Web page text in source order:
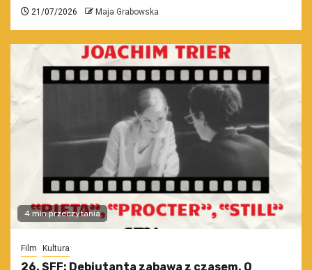
21/07/2026 Maja Grabowska
4 min przeczytania
Film Kultura
26. SFF: Debiutanta zabawa z czasem. O